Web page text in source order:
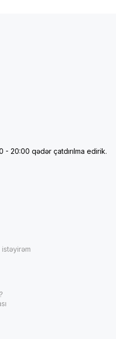
20:00 qədər çatdırılma edirik.